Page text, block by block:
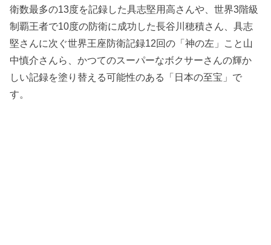
衛数最多の13度を記録した具志堅用高さんや、世界3階級
制覇王者で10度の防衛に成功した長谷川穂積さん、具志
堅さんに次ぐ世界王座防衛記録12回の「神の左」こと山
中慎介さんら、かつてのスーパーなボクサーさんの輝か
しい記録を塗り替える可能性のある「日本の至宝」で
す。